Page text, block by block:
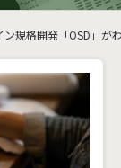
ン規格開発「OSD」が